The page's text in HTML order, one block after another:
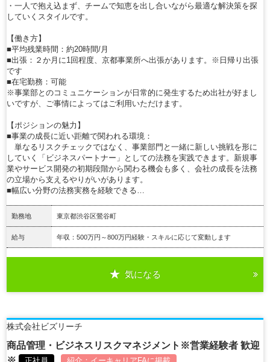
・一人で抱え込まず、チームで知恵を出し合いながら最適な解決策を探
していくスタイルです。
【働き方】
■平均残業時間：約20時間/月
■出張：２か月に1回程度、京都事業所へ出張があります。※日帰り出張
です
■在宅勤務：可能
※事業部とのコミュニケーションが日常的に発生するため出社が好まし
いですが、ご事情によってはご利用いただけます。
【ポジションの魅力】
■事業の成長に近い距離で関われる環境：
単なるリスクチェックではなく、事業部門と一緒に新しい挑戦を形に
していく「ビジネスパートナー」としての法務を実践できます。新規事
業やサービス開発の初期段階から関わる機会も多く、会社の成長を法務
の立場から支えるやりがいがあります。
■幅広い分野の法務実務を経験できる…
勤務地 東京都渋谷区鶯谷町
給与 年収：500万円～800万円経験・スキルに応じて変動します
気になる
株式会社ビズリーチ
商品管理・ビジネスリスクマネジメント※営業経験者 歓迎